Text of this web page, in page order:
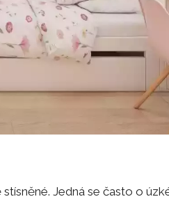
Jedná se často o